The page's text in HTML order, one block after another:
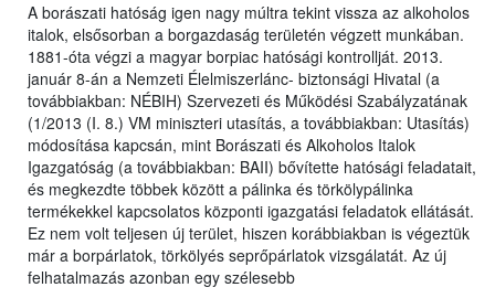
A borászati hatóság igen nagy múltra tekint vissza az alkoholos
italok, elsősorban a borgazdaság területén végzett munkában.
1881-óta végzi a magyar borpiac hatósági kontrollját. 2013.
január 8-án a Nemzeti Élelmiszerlánc- biztonsági Hivatal (a
továbbiakban: NÉBIH) Szervezeti és Működési Szabályzatának
(1/2013 (I. 8.) VM miniszteri utasítás, a továbbiakban: Utasítás)
módosítása kapcsán, mint Borászati és Alkoholos Italok
Igazgatóság (a továbbiakban: BAII) bővítette hatósági feladatait,
és megkezdte többek között a pálinka és törkölypálinka
termékekkel kapcsolatos központi igazgatási feladatok ellátását.
Ez nem volt teljesen új terület, hiszen korábbiakban is végeztük
már a borpárlatok, törkölyés seprőpárlatok vizsgálatát. Az új
felhatalmazás azonban egy szélesebb